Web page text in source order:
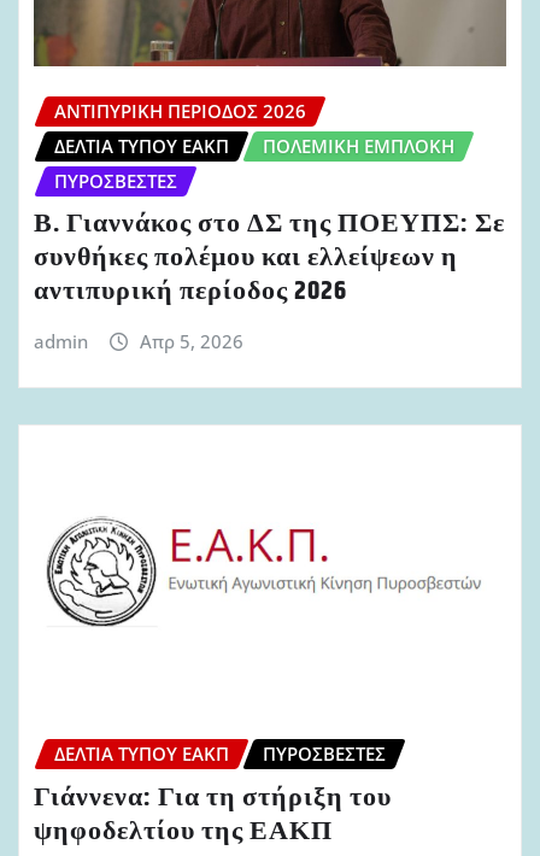
ΑΝΤΙΠΥΡΙΚΉ ΠΕΡΊΟΔΟΣ 2026
ΔΕΛΤΊΑ ΤΎΠΟΥ ΕΑΚΠ
ΠΟΛΕΜΙΚΉ ΕΜΠΛΟΚΉ
ΠΥΡΟΣΒΈΣΤΕΣ
Β. Γιαννάκος στο ΔΣ της ΠΟΕΥΠΣ: Σε
συνθήκες πολέμου και ελλείψεων η
αντιπυρική περίοδος 2026
admin Απρ 5, 2026
ΔΕΛΤΊΑ ΤΎΠΟΥ ΕΑΚΠ ΠΥΡΟΣΒΈΣΤΕΣ
Γιάννενα: Για τη στήριξη του
ψηφοδελτίου της ΕΑΚΠ